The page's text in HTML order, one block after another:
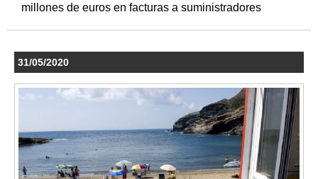
millones de euros en facturas a suministradores
31/05/2020